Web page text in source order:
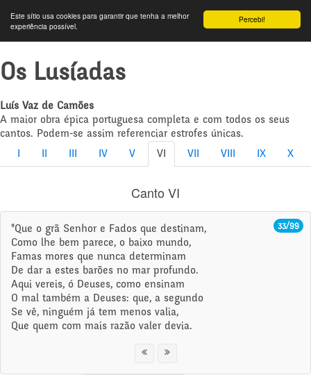
Percebi!
Este sítio usa cookies para garantir que tenha a melhor
experiência possível.
Os Lusíadas
Luís Vaz de Camões
A maior obra épica portuguesa completa e com todos os seus
cantos. Podem-se assim referenciar estrofes únicas.
IV V VI VII VIII IX X
Canto VI
33/99
"Que o grã Senhor e Fados que destinam,
Como lhe bem parece, o baixo mundo,
Famas mores que nunca determinam
De dar a estes barões no mar profundo.
Aqui vereis, ó Deuses, como ensinam
O mal também a Deuses: que, a segundo
Se vê, ninguém já tem menos valia,
Que quem com mais razão valer devia.